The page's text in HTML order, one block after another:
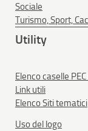
Sociale
Turismo, Sport,
Utility
Elenco caselle
Link utili
Elenco Siti tematici
Uso del logo